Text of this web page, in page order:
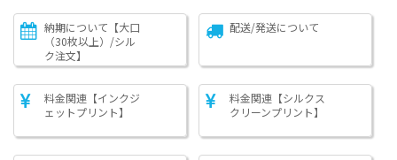
納期について【大口
（30枚以上）/シル
ク注文】
配送/発送について
料金関連【インクジ
ェットプリント】
料金関連【シルクス
クリーンプリント】